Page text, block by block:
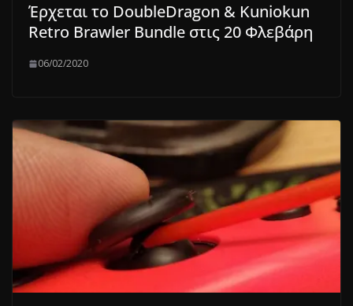
Έρχεται το DoubleDragon & Kuniokun
Retro Brawler Bundle στις 20 Φλεβάρη
06/02/2020